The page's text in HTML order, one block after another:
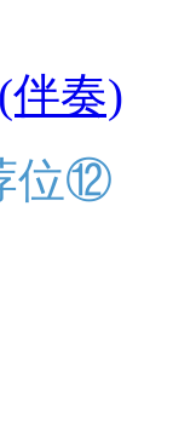
伴奏)
位⑫